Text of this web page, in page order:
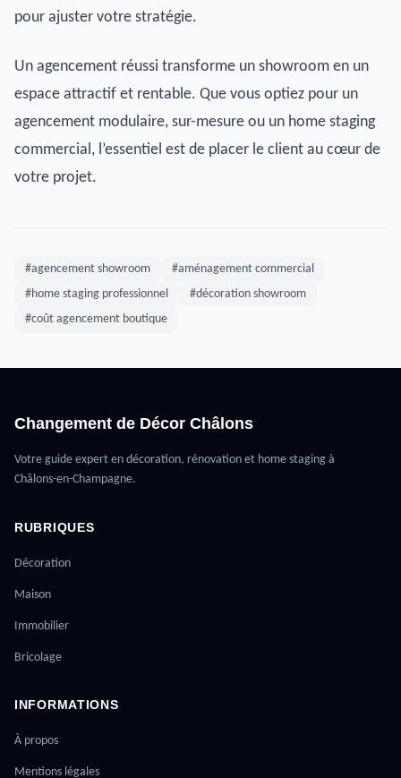
pour ajuster votre stratégie.
Un agencement réussi transforme un showroom en un
espace attractif et rentable. Que vous optiez pour un
agencement modulaire, sur-mesure ou un home staging
commercial, l’essentiel est de placer le client au cœur de
votre projet.
#agencement showroom
#aménagement commercial
#home staging professionnel
#décoration showroom
#coût agencement boutique
Changement de Décor Châlons
Votre guide expert en décoration, rénovation et home staging à
Châlons-en-Champagne.
RUBRIQUES
Décoration
Maison
Immobilier
Bricolage
INFORMATIONS
À propos
Mentions légales